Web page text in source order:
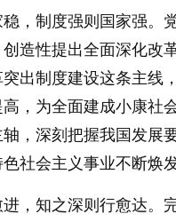
，制度强则国家强。
造性提出全面深化改
出制度建设这条主线
，为全面建成小康社
，深刻把握我国发展
社会主义事业不断焕
，知之深则行愈达。